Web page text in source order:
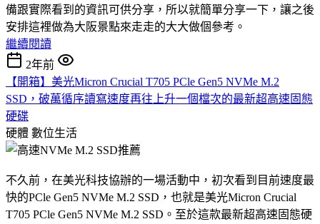
備跟實際看到的資訊可供分享，所以就簡單分享一下，讓之後
安排這裡做為大阪景點來走走的大大做個參考。
繼續閱讀
2年前
【開箱】美光Micron Crucial T705 PCle Gen5 NVMe M.2
SSD，破萬循序讀寫速度再往上升一個檔次的最新超高速固態
硬碟
硬體 數位生活
不久前，在美光科技協辦的一場活動中，初次看到目前速度最
快的PCle Gen5 NVMe M.2 SSD，也就是美光Micron Crucial
T705 PCle Gen5 NVMe M.2 SSD。至於這款最新超高速固態硬